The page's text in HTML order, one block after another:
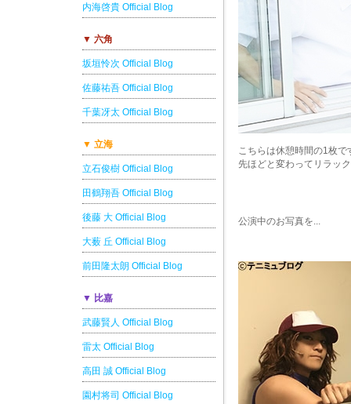
内海啓貴 Official Blog
▼ 六角
坂垣怜次 Official Blog
佐藤祐吾 Official Blog
千葉冴太 Official Blog
▼ 立海
立石俊樹 Official Blog
田鶴翔吾 Official Blog
後藤 大 Official Blog
大薮 丘 Official Blog
前田隆太朗 Official Blog
▼ 比嘉
武藤賢人 Official Blog
雷太 Official Blog
高田 誠 Official Blog
園村将司 Official Blog
こちらは休憩時間の1枚で
先ほどと変わってリラッ
公演中のお写真を...